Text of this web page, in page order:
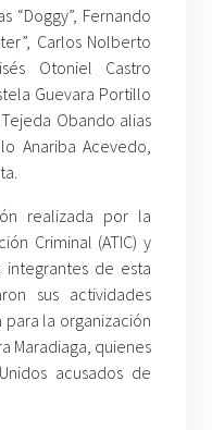
“Doggy”, Fernando
Carlos Nolberto
Otoniel Castro
Guevara Portillo
Obando alias
Anariba Acevedo,
realizada por la
Criminal (ATIC) y
integrantes de esta
sus actividades
la organización
Maradiaga, quienes
acusados de